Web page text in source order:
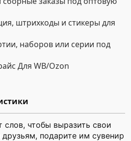
штрихкоды и стикеры для
наборов или серии под
Для WB/Ozon
слов, чтобы выразить свои
подарите им сувенир